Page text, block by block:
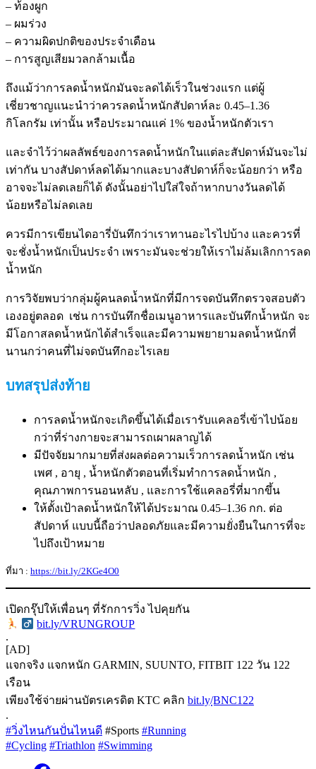
– ท้องผูก
– ผมร่วง
– ความผิดปกติของประจำเดือน
– การสูญเสียมวลกล้ามเนื้อ
ถึงแม้ว่าการลดน้ำหนักมันจะลดได้เร็วในช่วงแรก แต่ผู้
เชี่ยวชาญแนะนำว่าควรลดน้ำหนักสัปดาห์ละ 0.45–1.36
กิโลกรัม เท่านั้น หรือประมาณแค่ 1% ของน้ำหนักตัวเรา
และจำไว้ว่าผลลัพธ์ของการลดน้ำหนักในแต่ละสัปดาห์มันจะไม่
เท่ากัน บางสัปดาห์ลดได้มากและบางสัปดาห์ก็จะน้อยกว่า หรือ
อาจจะไม่ลดเลยก็ได้ ดังนั้นอย่าไปใส่ใจถ้าหากบางวันลดได้
น้อยหรือไม่ลดเลย
ควรมีการเขียนไดอารี่บันทึกว่าเราทานอะไรไปบ้าง และควรที่
จะชั่งน้ำหนักเป็นประจำ เพราะมันจะช่วยให้เราไม่ล้มเลิกการลด
น้ำหนัก
การวิจัยพบว่ากลุ่มผู้คนลดน้ำหนักที่มีการจดบันทึกตรวจสอบตัว
เองอยู่ตลอด เช่น การบันทึกชื่อเมนูอาหารและบันทึกน้ำหนัก จะ
มีโอกาสลดน้ำหนักได้สำเร็จและมีความพยายามลดน้ำหนักที่
นานกว่าคนที่ไม่จดบันทึกอะไรเลย
บทสรุปส่งท้าย
การลดน้ำหนักจะเกิดขึ้นได้เมื่อเรารับแคลอรี่เข้าไปน้อย
กว่าที่ร่างกายจะสามารถเผาผลาญได้
มีปัจจัยมากมายที่ส่งผลต่อความเร็วการลดน้ำหนัก เช่น
เพศ , อายุ , น้ำหนักตัวตอนที่เริ่มทำการลดน้ำหนัก ,
คุณภาพการนอนหลับ , และการใช้แคลอรี่ที่มากขึ้น
ให้ตั้งเป้าลดน้ำหนักให้ได้ประมาณ 0.45–1.36 กก. ต่อ
สัปดาห์ แบบนี้ถือว่าปลอดภัยและมีความยั่งยืนในการที่จะ
ไปถึงเป้าหมาย
ที่มา : https://bit.ly/2KGe4O0
เปิดกรุ๊ปให้เพื่อนๆ ที่รักการวิ่ง ไปคุยกัน
bit.ly/VRUNGROUP
.
[AD]
แจกจริง แจกหนัก GARMIN, SUUNTO, FITBIT 122 วัน 122
เรือน
เพียงใช้จ่ายผ่านบัตรเครดิต KTC คลิก bit.ly/ฺBNC122
.
#วิ่งไหนกันปั่นไหนดี #Sports #Running
#Cycling #Triathlon #Swimming